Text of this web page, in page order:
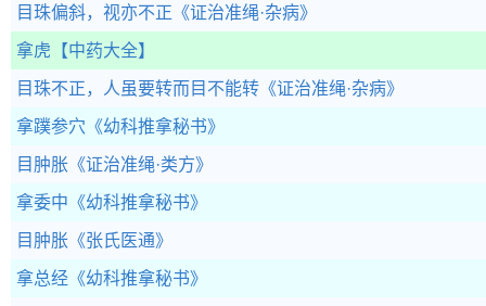
目珠偏斜，视亦不正 《证治准绳·杂病》
拿虎 【中药大全】
目珠不正，人虽要转而目不能转 《证治准绳·杂病》
拿蹼参穴 《幼科推拿秘书》
目肿胀 《证治准绳·类方》
拿委中 《幼科推拿秘书》
目肿胀 《张氏医通》
拿总经 《幼科推拿秘书》